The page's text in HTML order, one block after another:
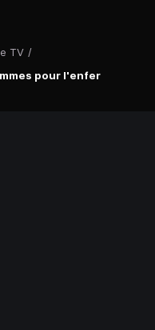
TV /
pour l'enfer